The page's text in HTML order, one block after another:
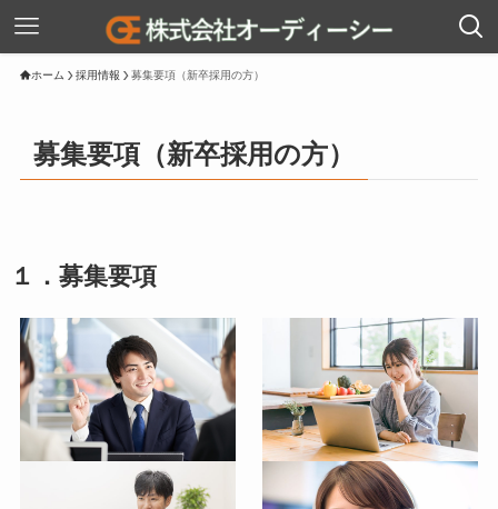
ホーム 採用情報 募集要項（新卒採用の方）
募集要項（新卒採用の方）
１．募集要項